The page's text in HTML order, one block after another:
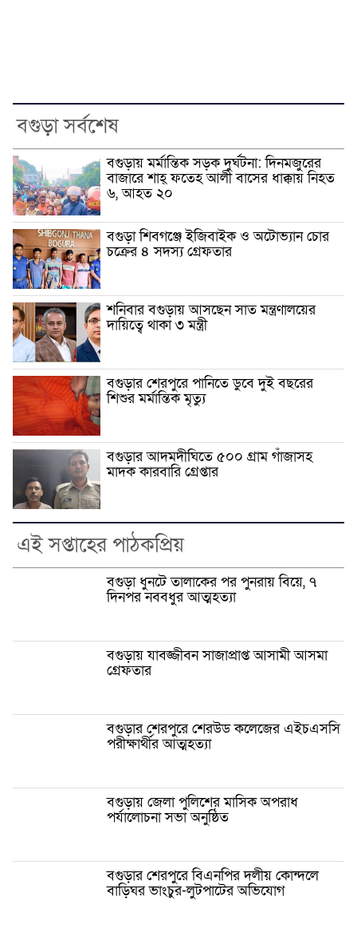
বগুড়া সর্বশেষ
বগুড়ায় মর্মান্তিক সড়ক দুর্ঘটনা: দিনমজুরের
বাজারে শাহ্ ফতেহ আলী বাসের ধাক্কায় নিহত
৬, আহত ২০
বগুড়া শিবগঞ্জে ইজিবাইক ও অটোভ্যান চোর
চক্রের ৪ সদস্য গ্রেফতার
শনিবার বগুড়ায় আসছেন সাত মন্ত্রণালয়ের
দায়িত্বে থাকা ৩ মন্ত্রী
বগুড়ার শেরপুরে পানিতে ডুবে দুই বছরের
শিশুর মর্মান্তিক মৃত্যু
বগুড়ার আদমদীঘিতে ৫০০ গ্রাম গাঁজাসহ
মাদক কারবারি গ্রেপ্তার
এই সপ্তাহের পাঠকপ্রিয়
বগুড়া ধুনটে তালাকের পর পুনরায় বিয়ে, ৭
দিনপর নববধুর আত্মহত্যা
বগুড়ায় যাবজ্জীবন সাজাপ্রাপ্ত আসামী আসমা
গ্রেফতার
বগুড়ার শেরপুরে শেরউড কলেজের এইচএসসি
পরীক্ষার্থীর আত্মহত্যা
বগুড়ায় জেলা পুলিশের মাসিক অপরাধ
পর্যালোচনা সভা অনুষ্ঠিত
বগুড়ার শেরপুরে বিএনপির দলীয় কোন্দলে
বাড়িঘর ভাংচুর-লুটপাটের অভিযোগ